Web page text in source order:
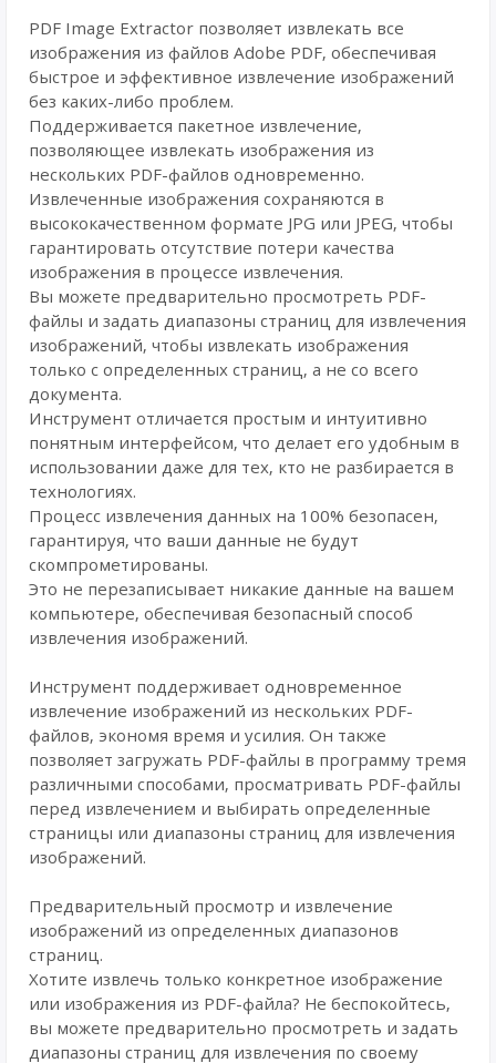
PDF Image Extractor позволяет извлекать все
изображения из файлов Adobe PDF, обеспечивая
быстрое и эффективное извлечение изображений
без каких-либо проблем.
Поддерживается пакетное извлечение,
позволяющее извлекать изображения из
нескольких PDF-файлов одновременно.
Извлеченные изображения сохраняются в
высококачественном формате JPG или JPEG, чтобы
гарантировать отсутствие потери качества
изображения в процессе извлечения.
Вы можете предварительно просмотреть PDF-
файлы и задать диапазоны страниц для извлечения
изображений, чтобы извлекать изображения
только с определенных страниц, а не со всего
документа.
Инструмент отличается простым и интуитивно
понятным интерфейсом, что делает его удобным в
использовании даже для тех, кто не разбирается в
технологиях.
Процесс извлечения данных на 100% безопасен,
гарантируя, что ваши данные не будут
скомпрометированы.
Это не перезаписывает никакие данные на вашем
компьютере, обеспечивая безопасный способ
извлечения изображений.
Инструмент поддерживает одновременное
извлечение изображений из нескольких PDF-
файлов, экономя время и усилия. Он также
позволяет загружать PDF-файлы в программу тремя
различными способами, просматривать PDF-файлы
перед извлечением и выбирать определенные
страницы или диапазоны страниц для извлечения
изображений.
Предварительный просмотр и извлечение
изображений из определенных диапазонов
страниц.
Хотите извлечь только конкретное изображение
или изображения из PDF-файла? Не беспокойтесь,
вы можете предварительно просмотреть и задать
диапазоны страниц для извлечения по своему